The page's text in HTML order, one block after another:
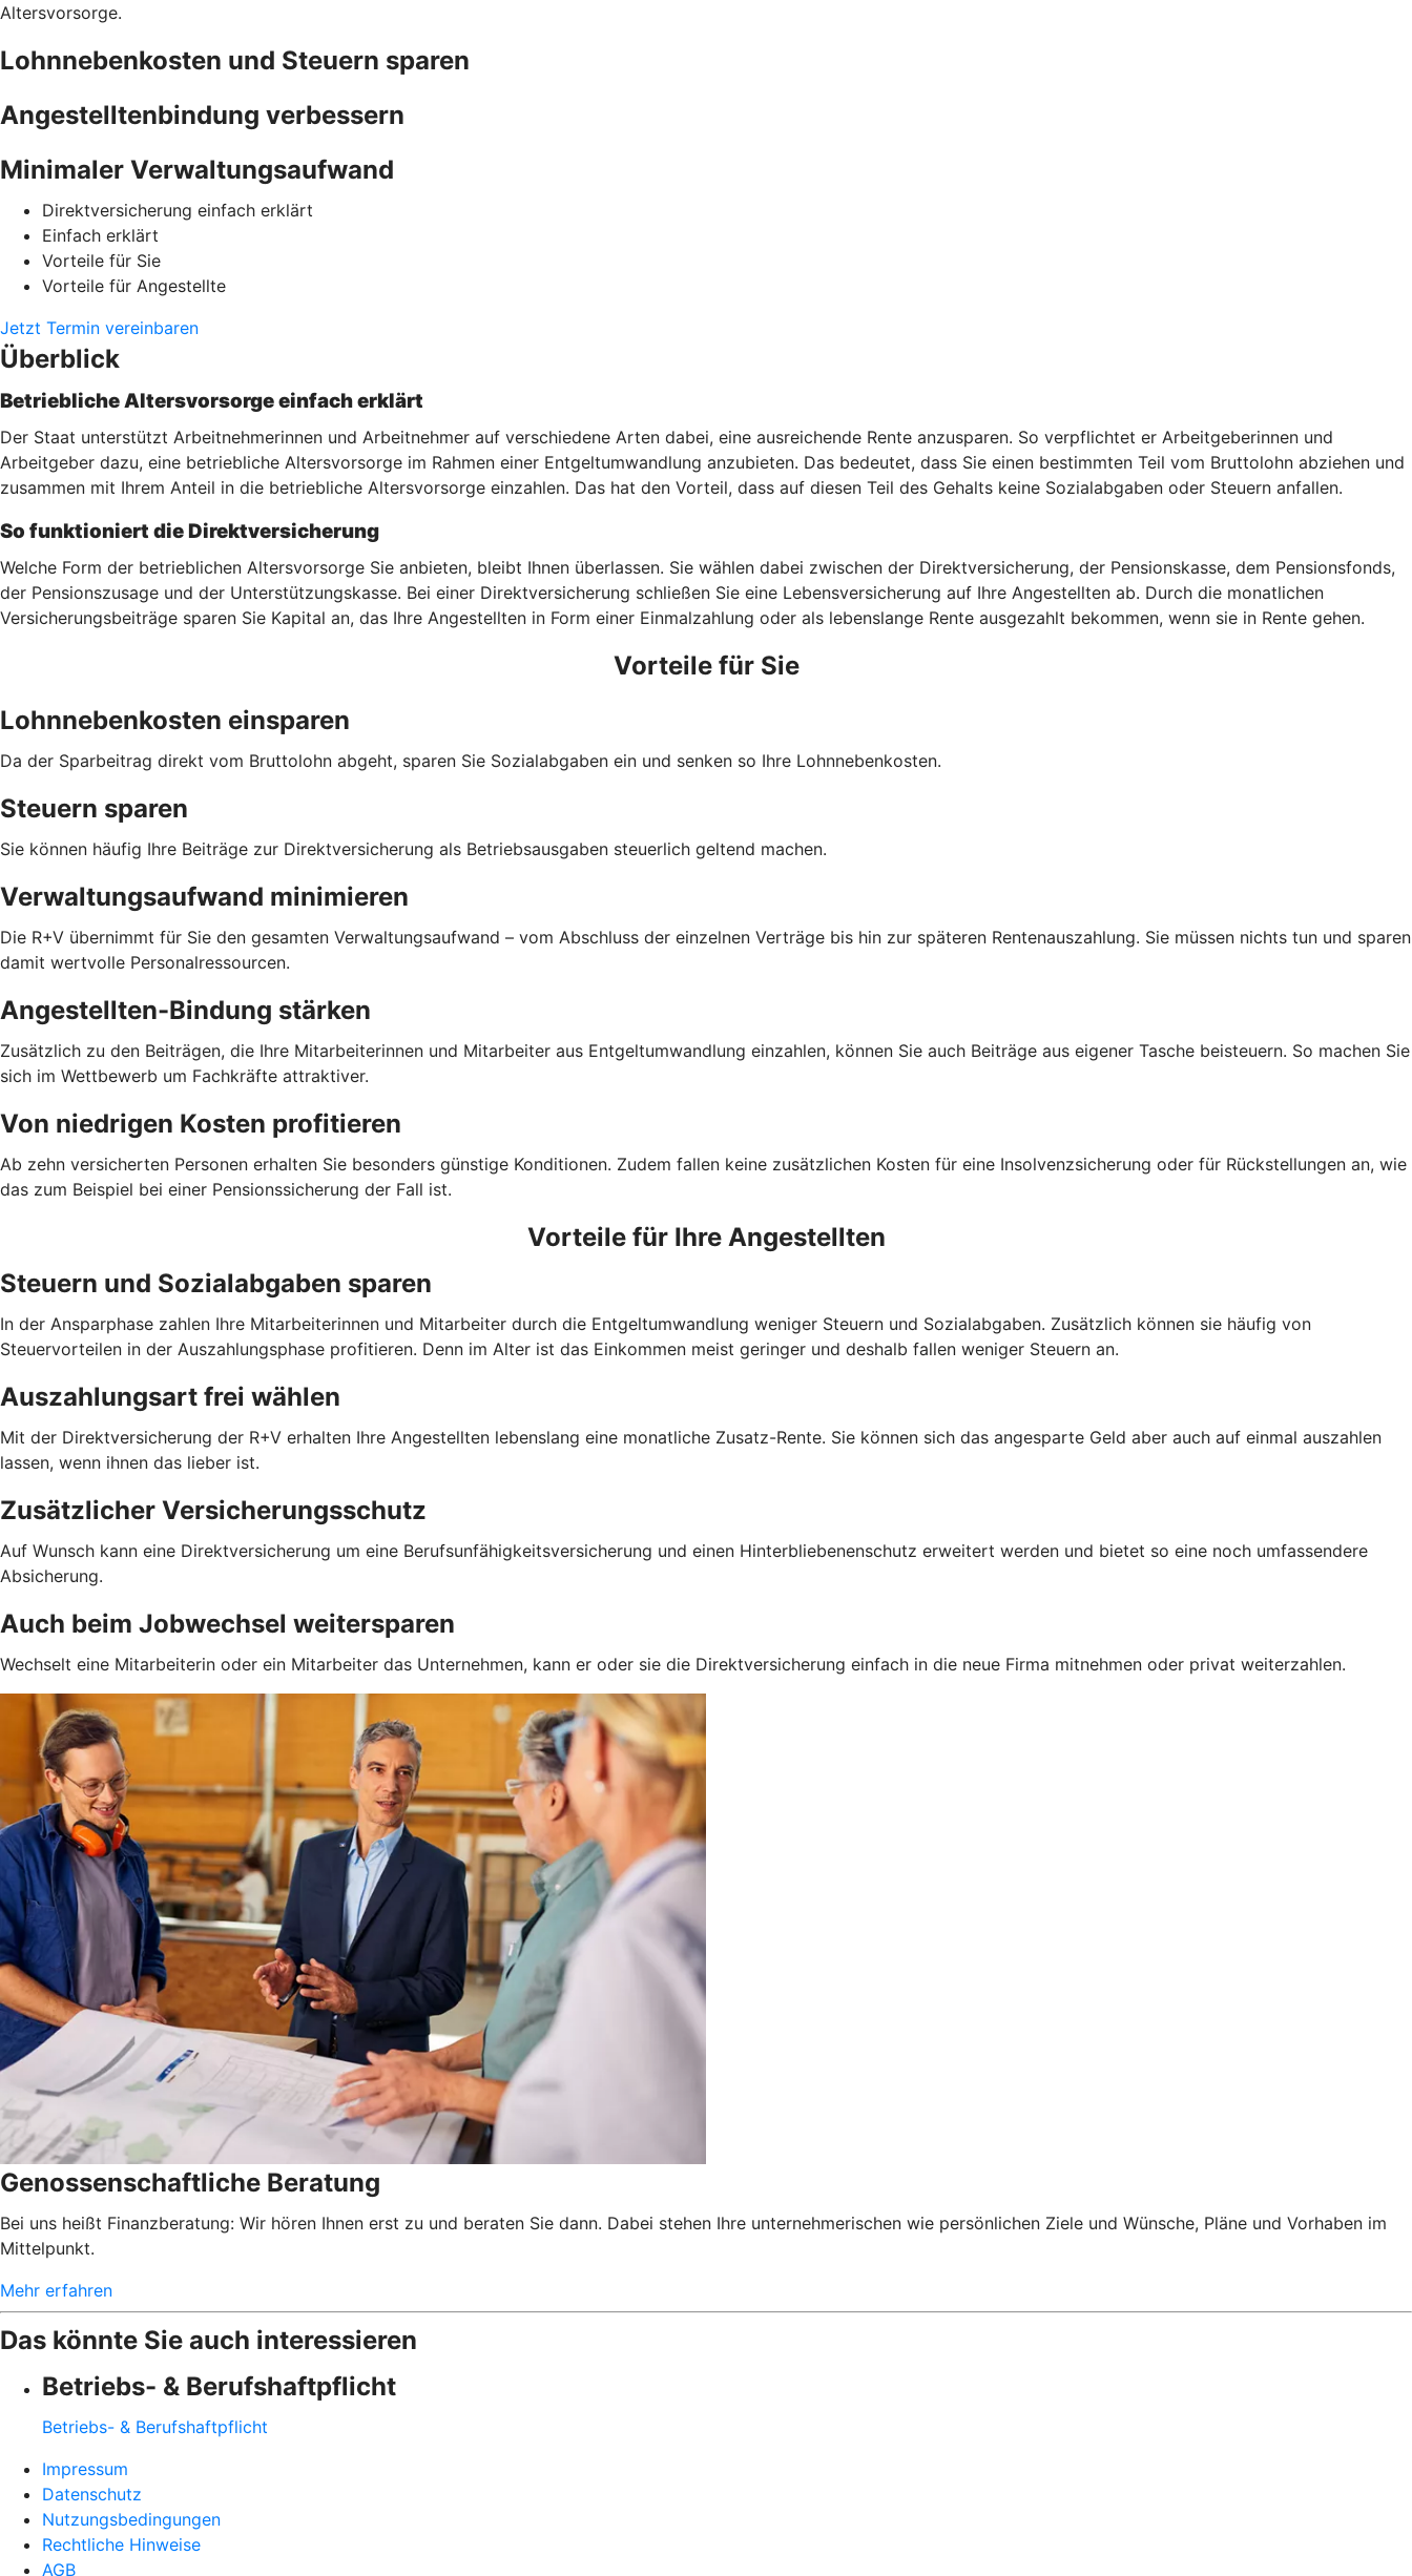
Altersvorsorge.
Lohnnebenkosten und Steuern sparen
Angestelltenbindung verbessern
Minimaler Verwaltungsaufwand
Direktversicherung einfach erklärt
Einfach erklärt
Vorteile für Sie
Vorteile für Angestellte
Jetzt Termin vereinbaren
Überblick
Betriebliche Altersvorsorge einfach erklärt
Der Staat unterstützt Arbeitnehmerinnen und Arbeitnehmer auf verschiedene Arten dabei, eine ausreichende Rente anzusparen. So verpflichtet er Arbeitgeberinnen und
Arbeitgeber dazu, eine betriebliche Altersvorsorge im Rahmen einer Entgeltumwandlung anzubieten. Das bedeutet, dass Sie einen bestimmten Teil vom Bruttolohn abziehen und
zusammen mit Ihrem Anteil in die betriebliche Altersvorsorge einzahlen. Das hat den Vorteil, dass auf diesen Teil des Gehalts keine Sozialabgaben oder Steuern anfallen.
So funktioniert die Direktversicherung
Welche Form der betrieblichen Altersvorsorge Sie anbieten, bleibt Ihnen überlassen. Sie wählen dabei zwischen der Direktversicherung, der Pensionskasse, dem Pensionsfonds,
der Pensionszusage und der Unterstützungskasse. Bei einer Direktversicherung schließen Sie eine Lebensversicherung auf Ihre Angestellten ab. Durch die monatlichen
Versicherungsbeiträge sparen Sie Kapital an, das Ihre Angestellten in Form einer Einmalzahlung oder als lebenslange Rente ausgezahlt bekommen, wenn sie in Rente gehen.
Vorteile für Sie
Lohnnebenkosten einsparen
Da der Sparbeitrag direkt vom Bruttolohn abgeht, sparen Sie Sozialabgaben ein und senken so Ihre Lohnnebenkosten.
Steuern sparen
Sie können häufig Ihre Beiträge zur Direktversicherung als Betriebsausgaben steuerlich geltend machen.
Verwaltungsaufwand minimieren
Die R+V übernimmt für Sie den gesamten Verwaltungsaufwand – vom Abschluss der einzelnen Verträge bis hin zur späteren Rentenauszahlung. Sie müssen nichts tun und sparen
damit wertvolle Personalressourcen.
Angestellten-Bindung stärken
Zusätzlich zu den Beiträgen, die Ihre Mitarbeiterinnen und Mitarbeiter aus Entgeltumwandlung einzahlen, können Sie auch Beiträge aus eigener Tasche beisteuern. So machen Sie
sich im Wettbewerb um Fachkräfte attraktiver.
Von niedrigen Kosten profitieren
Ab zehn versicherten Personen erhalten Sie besonders günstige Konditionen. Zudem fallen keine zusätzlichen Kosten für eine Insolvenzsicherung oder für Rückstellungen an, wie
das zum Beispiel bei einer Pensionssicherung der Fall ist.
Vorteile für Ihre Angestellten
Steuern und Sozialabgaben sparen
In der Ansparphase zahlen Ihre Mitarbeiterinnen und Mitarbeiter durch die Entgeltumwandlung weniger Steuern und Sozialabgaben. Zusätzlich können sie häufig von
Steuervorteilen in der Auszahlungsphase profitieren. Denn im Alter ist das Einkommen meist geringer und deshalb fallen weniger Steuern an.
Auszahlungsart frei wählen
Mit der Direktversicherung der R+V erhalten Ihre Angestellten lebenslang eine monatliche Zusatz-Rente. Sie können sich das angesparte Geld aber auch auf einmal auszahlen
lassen, wenn ihnen das lieber ist.
Zusätzlicher Versicherungsschutz
Auf Wunsch kann eine Direktversicherung um eine Berufsunfähigkeitsversicherung und einen Hinterbliebenenschutz erweitert werden und bietet so eine noch umfassendere
Absicherung.
Auch beim Jobwechsel weitersparen
Wechselt eine Mitarbeiterin oder ein Mitarbeiter das Unternehmen, kann er oder sie die Direktversicherung einfach in die neue Firma mitnehmen oder privat weiterzahlen.
Genossenschaftliche Beratung
Bei uns heißt Finanzberatung: Wir hören Ihnen erst zu und beraten Sie dann. Dabei stehen Ihre unternehmerischen wie persönlichen Ziele und Wünsche, Pläne und Vorhaben im
Mittelpunkt.
Mehr erfahren
Das könnte Sie auch interessieren
Betriebs- & Berufshaftpflicht
Betriebs- & Berufshaftpflicht
Impressum
Datenschutz
Nutzungsbedingungen
Rechtliche Hinweise
AGB